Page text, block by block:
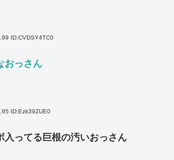
ID:CVDSY4TC0
おっさん
ID:Ezk39ZUE0
入ってる巨根の汚いおっさん